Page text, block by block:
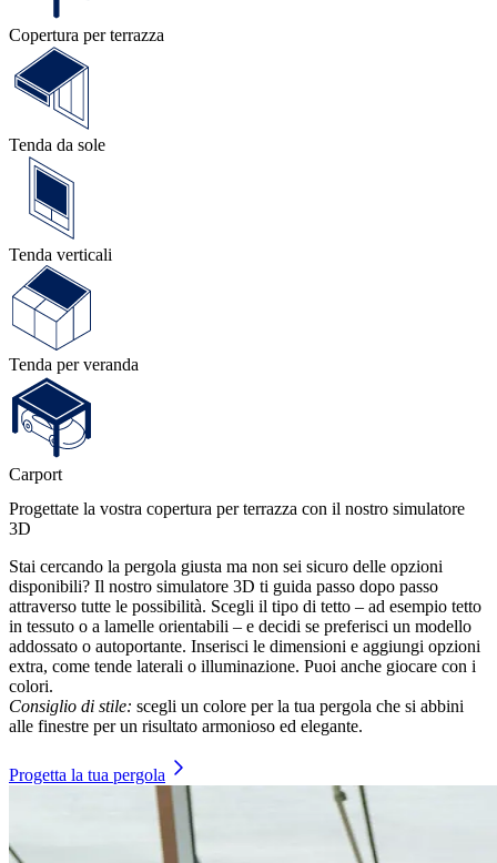
Tenda verticali
Tenda per veranda
Carport
Progettate la vostra copertura per terrazza con il nostro simulatore
3D
Stai cercando la pergola giusta ma non sei sicuro delle opzioni
disponibili? Il nostro simulatore 3D ti guida passo dopo passo
attraverso tutte le possibilità. Scegli il tipo di tetto – ad esempio tetto
in tessuto o a lamelle orientabili – e decidi se preferisci un modello
addossato o autoportante. Inserisci le dimensioni e aggiungi opzioni
extra, come tende laterali o illuminazione. Puoi anche giocare con i
colori.
Consiglio di stile:scegli un colore per la tua pergola che si abbini
alle finestre per un risultato armonioso ed elegante.
Progetta la tua pergola